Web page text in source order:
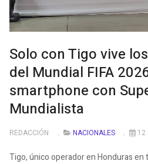
Solo con Tigo vive
del Mundial FIFA
smartphone con
Mundialista
REDACCIÓN NACIONALES 12
Tigo, único operador en Honduras